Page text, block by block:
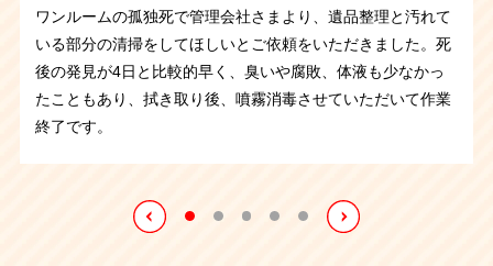
ワンルームの孤独死で管理会社さまより、遺品整理と汚れて
いる部分の清掃をしてほしいとご依頼をいただきました。死
後の発見が4日と比較的早く、臭いや腐敗、体液も少なかっ
たこともあり、拭き取り後、噴霧消毒させていただいて作業
終了です。
京都府のお客さまより、ゴミ屋敷で孤独死されたというご依
頼を受け、片付けに伴い遺品整理と特殊清掃を承りました。
孤独死現場ということで特殊清掃と遺品整理、そして部屋の
片付けをさせていただきました。現場は刺激臭と大量の害虫
が繁殖していたので大変な作業になりました。丸2日かけて
の作業となりましたが無事に終えることが出来ました。
プラン内容
トイレでの孤独死、特殊清掃作業です。死後発見が遅かった
ので腐敗が進行し体液が下地にも広がっていました。異臭も
発生していたので体液が染みた床など汚染箇所は全て取り払
ってオゾン施工を行うことになりました。作業が終わるとご
ここ最近、ゴミ屋敷で孤独死されたというご依頼がいくつか
ありましたが、コチラも同じ状況です。しかし今回は丸2日
の作業となり特に大変でした。ご遺体は死後すぐに搬送され
たとの事で孤独死の現場特有の異臭はありませんでしたがゴ
ミの中に大量の害虫が繁殖していたのです。1日目は害虫が
動き回る中で片付け、作業終了後に害虫駆除剤を燻煙し、2
日目の作業に入りました。
親族から孤独死の特殊清掃のご依頼です。ベットの上でお亡
くなられたようで臭いがある状態でした。しかし、布団やベ
ッドを運び出して片付けていくうちに臭いはやわらぎ、作業
後に噴霧消毒させていただきました。作業中に出てきたお写